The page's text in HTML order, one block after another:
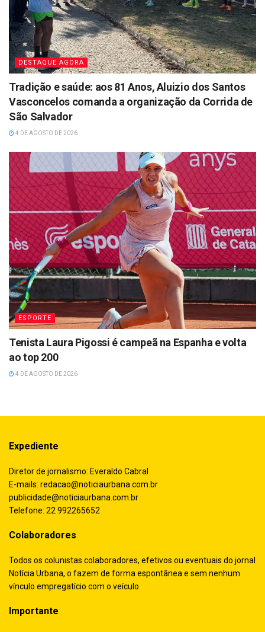
DESTAQUE AGORA
Tradição e saúde: aos 81 Anos, Aluizio dos Santos
Vasconcelos comanda a organização da Corrida de
São Salvador
4 DE AGOSTO DE 2026
ESPORTE
Tenista Laura Pigossi é campeã na Espanha e volta
ao top 200
4 DE AGOSTO DE 2026
Expediente
Diretor de jornalismo: Everaldo Cabral
E-mails: redacao@noticiaurbana.com.br
publicidade@noticiaurbana.com.br
Telefone: 22 992265652
Colaboradores
Todos os colunistas colaboradores, efetivos ou eventuais do jornal
Notícia Urbana, o fazem de forma espontânea e sem nenhum
vínculo empregatício com o veículo
Importante